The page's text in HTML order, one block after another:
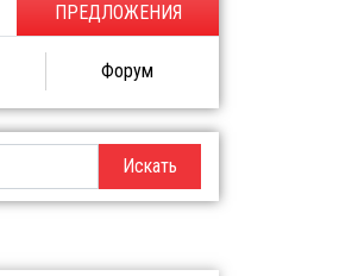
ПРЕДЛОЖЕНИЯ
Форум
Искать